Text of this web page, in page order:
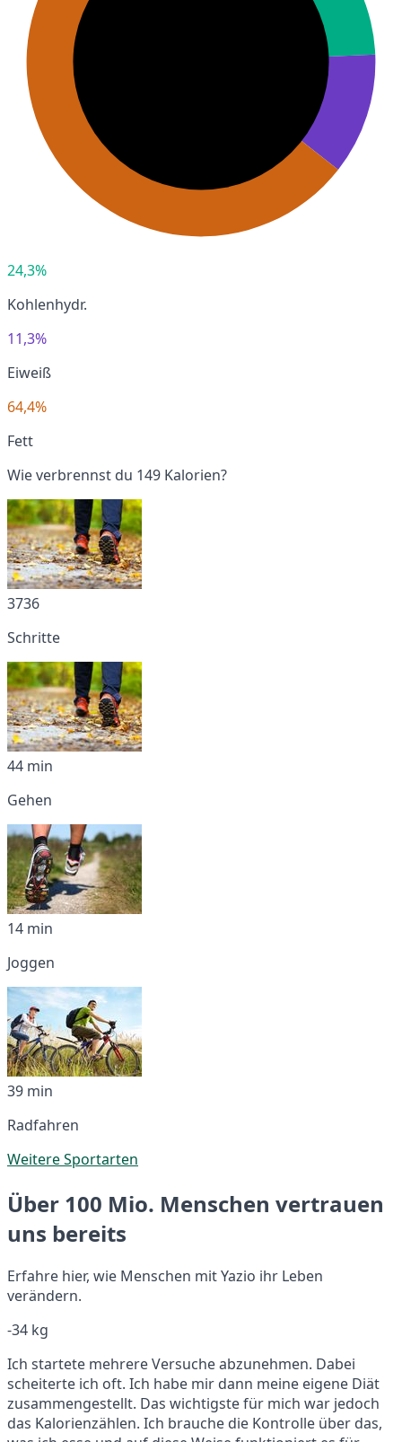
24,3%
Kohlenhydr.
11,3%
Eiweiß
64,4%
Fett
Wie verbrennst du 149 Kalorien?
3736
Schritte
44 min
Gehen
14 min
Joggen
39 min
Radfahren
Weitere Sportarten
Über 100 Mio. Menschen vertrauen
uns bereits
Erfahre hier, wie Menschen mit Yazio ihr Leben
verändern.
-34 kg
Ich startete mehrere Versuche abzunehmen. Dabei
scheiterte ich oft. Ich habe mir dann meine eigene Diät
zusammengestellt. Das wichtigste für mich war jedoch
das Kalorienzählen. Ich brauche die Kontrolle über das,